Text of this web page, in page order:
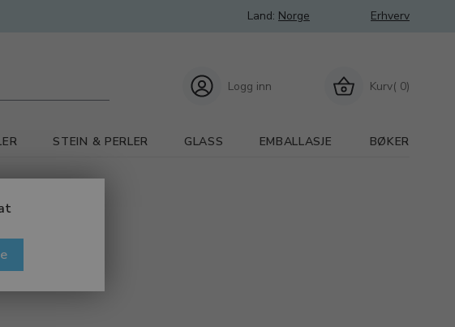
Land: Norge Erhverv
Kurv( 0)
Logg inn
STEIN & PERLER GLASS EMBALLASJE BØKER